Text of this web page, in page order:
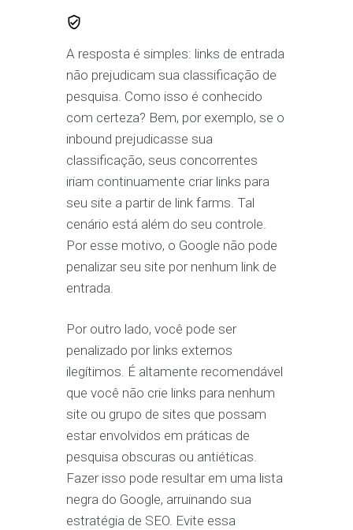
A resposta é simples: links de entrada
não prejudicam sua classificação de
pesquisa. Como isso é conhecido
com certeza? Bem, por exemplo, se o
inbound prejudicasse sua
classificação, seus concorrentes
iriam continuamente criar links para
seu site a partir de link farms. Tal
cenário está além do seu controle.
Por esse motivo, o Google não pode
penalizar seu site por nenhum link de
entrada.
Por outro lado, você pode ser
penalizado por links externos
ilegítimos. É altamente recomendável
que você não crie links para nenhum
site ou grupo de sites que possam
estar envolvidos em práticas de
pesquisa obscuras ou antiéticas.
Fazer isso pode resultar em uma lista
negra do Google, arruinando sua
estratégia de SEO. Evite essa